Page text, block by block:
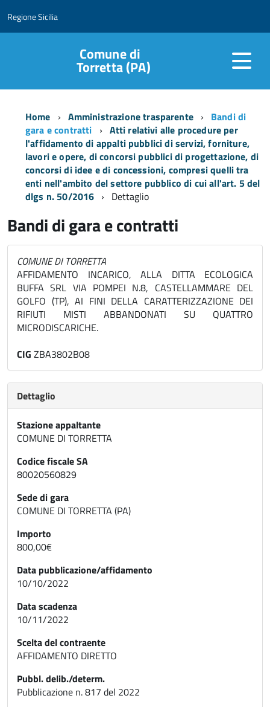
Regione Sicilia
Comune di
Torretta (PA)
Home Amministrazione trasparente
Bandi di
gara e contratti
Atti relativi alle procedure per
l'affidamento di appalti pubblici di servizi, forniture,
lavori e opere, di concorsi pubblici di progettazione, di
concorsi di idee e di concessioni, compresi quelli tra
enti nell'ambito del settore pubblico di cui all'art. 5 del
dlgs n. 50/2016
Dettaglio
Bandi di gara e contratti
COMUNE DI TORRETTA
AFFIDAMENTO INCARICO, ALLA DITTA ECOLOGICA
BUFFA SRL VIA POMPEI N.8, CASTELLAMMARE DEL
GOLFO (TP), AI FINI DELLA CARATTERIZZAZIONE DEI
RIFIUTI MISTI ABBANDONATI SU QUATTRO
MICRODISCARICHE.
CIG ZBA3802B08
Dettaglio
Stazione appaltante
COMUNE DI TORRETTA
Codice fiscale SA
80020560829
Sede di gara
COMUNE DI TORRETTA (PA)
Importo
800,00€
Data pubblicazione/affidamento
10/10/2022
Data scadenza
10/11/2022
Scelta del contraente
AFFIDAMENTO DIRETTO
Pubbl. delib./determ.
Pubblicazione n. 817 del 2022